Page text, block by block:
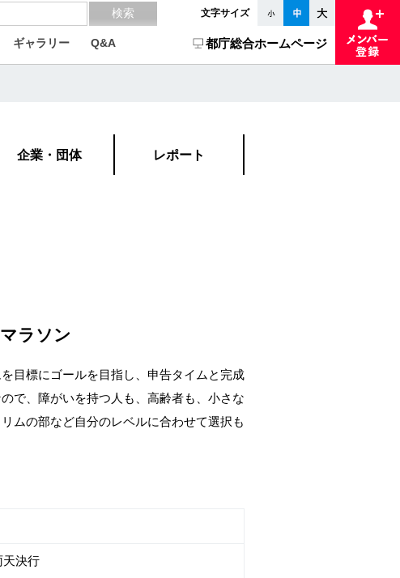
文字サイズ
ギャラリー Q&A 都庁総合ホームページ
企業・団体 レポート
ラソン
目標にゴールを目指し、申告タイムと完成
で、障がいを持つ人も、高齢者も、小さな
ムの部など自分のレベルに合わせて選択も
決行